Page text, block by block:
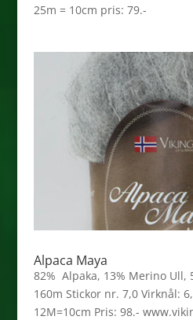
25m = 10cm pris: 79.-
Alpaca Maya
82% Alpaka, 13% Merino Ull,
160m Stickor nr. 7,0 Virknål:
12M=10cm Pris: 98.-